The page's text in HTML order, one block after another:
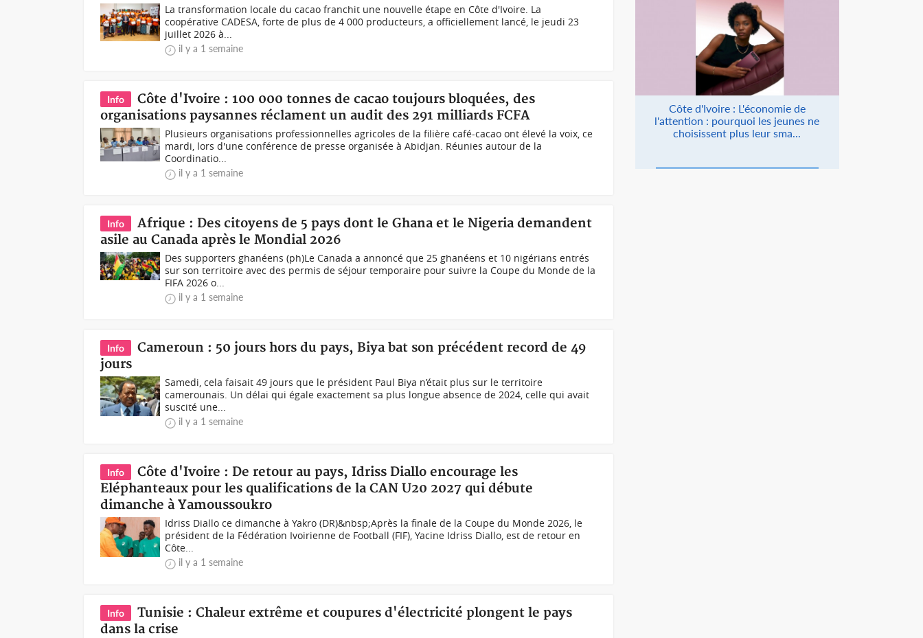
La transformation locale du cacao franchit une nouvelle étape en Côte d'Ivoire. La
coopérative CADESA, forte de plus de 4 000 producteurs, a officiellement lancé, le jeudi 23
juillet 2026 à...
il y a 1 semaine
Info
Côte d'Ivoire : 100 000 tonnes de cacao toujours bloquées, des
organisations paysannes réclament un audit des 291 milliards FCFA
Plusieurs organisations professionnelles agricoles de la filière café-cacao ont élevé la voix, ce
mardi, lors d'une conférence de presse organisée à Abidjan. Réunies autour de la
Coordinatio...
il y a 1 semaine
Info
Afrique : Des citoyens de 5 pays dont le Ghana et le Nigeria demandent
asile au Canada après le Mondial 2026
Des supporters ghanéens (ph)Le Canada a annoncé que 25 ghanéens et 10 nigérians entrés
sur son territoire avec des permis de séjour temporaire pour suivre la Coupe du Monde de la
FIFA 2026 o...
il y a 1 semaine
Info
Cameroun : 50 jours hors du pays, Biya bat son précédent record de 49
jours
Samedi, cela faisait 49 jours que le président Paul Biya n’était plus sur le territoire
camerounais. Un délai qui égale exactement sa plus longue absence de 2024, celle qui avait
suscité une...
il y a 1 semaine
Info
Côte d'Ivoire : De retour au pays, Idriss Diallo encourage les
Eléphanteaux pour les qualifications de la CAN U20 2027 qui débute
dimanche à Yamoussoukro
Idriss Diallo ce dimanche à Yakro (DR)&nbsp;Après la finale de la Coupe du Monde 2026, le
président de la Fédération Ivoirienne de Football (FIF), Yacine Idriss Diallo, est de retour en
Côte...
il y a 1 semaine
Info
Tunisie : Chaleur extrême et coupures d'électricité plongent le pays
dans la crise
Côte d'Ivoire : L'économie de
l'attention : pourquoi les jeunes ne
choisissent plus leur sma...